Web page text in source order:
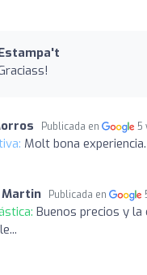
Publicada en 5
Molt bona experiencia.
Martin Publicada en
Buenos precios y la